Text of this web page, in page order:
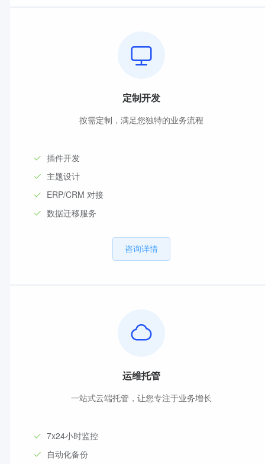
定制开发
按需定制，满足您独特的业务流程
插件开发
主题设计
ERP/CRM 对接
数据迁移服务
咨询详情
运维托管
一站式云端托管，让您专注于业务增长
7x24小时监控
自动化备份